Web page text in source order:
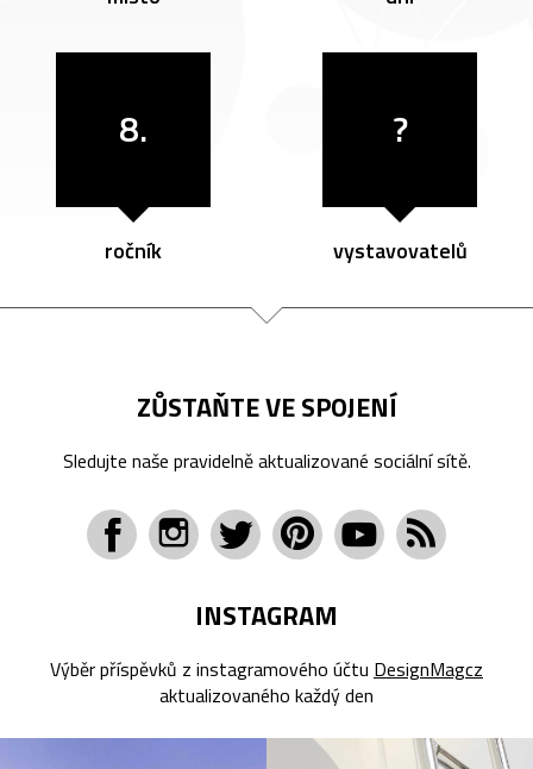
8.
ročník
?
vystavovatelů
ZŮSTAŇTE VE SPOJENÍ
Sledujte naše pravidelně aktualizované sociální sítě.
INSTAGRAM
Výběr příspěvků z instagramového účtu DesignMagcz
aktualizovaného každý den